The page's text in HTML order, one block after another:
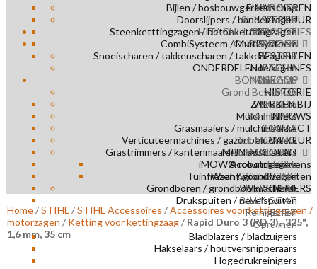
Bijlen / bosbouwgereedschap
Doorslijpers / bandenzagen
Steenketttingzagen / betonketttingzagen
CombiSysteem / MultiSysteem
Snoeischaren / takkenscharen / takkenzagen /
snoeizagen
Maaien en
Grond Bewerken
Zitmaaiers
Mulchmaaiers
Grasmaaiers / mulchmaaiers
Verticuteermachines / gazonbeluchters
Grastrimmers / kantenmaaiers / bosmaaiers
iMOW® robotmaaiers
Tuinfrezen / grondfrezen
Grondboren / grondboormachines
Drukspuiten / nevelspuiten
Reinigen en
Opruimen
Bladblazers / bladzuigers
Hakselaars / houtversnipperaars
Hogedrukreinigers
KUBOTA
SUNSEEKER
HITACHI-LANDCROS
AMAZONE
HOLDER
ETESIA
ASECOS
NIMOS
HONDA
BATTIPAV
EMPAS
DEL MORINO
AL HANDLING
EHRLE
SCHLIESING
SPIJKSTAAL
BILLY GOAT
ELIET
FINANCIEREN
VERHUUR
REPARATIES
ONDERDELEN
BESTELLEN
ONDERDELEN MACHINES
BONENKAMP
HISTORIE
WERKEN BIJ
NIEUWS
CONTACT
VA KEUR
MIJN ACCOUNT
Accountgegevens
Wachtwoord vergeten
WERKNEMERS
Home/STIHL /STIHL Accessoires /Accessoires voor kettingzagen /
motorzagen / Ketting voor kettingzaag/ Rapid Duro 3 (RD 3), .325",
1,6 mm, 35 cm